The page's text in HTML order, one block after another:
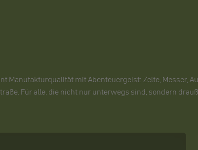
Manufakturqualität mit Abenteuergeist: Zelte, Messer,
Für alle, die nicht nur unterwegs sind, sondern